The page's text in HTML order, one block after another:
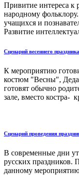
Привитие интереса к
народному
учащихся и
Развитие
Сценарий весеннего
К мероприятию
костюм "Весны",
готовят обычно
зале, вместо костра-
Сценарий проведения
В современные дни
русских праздников.
данному